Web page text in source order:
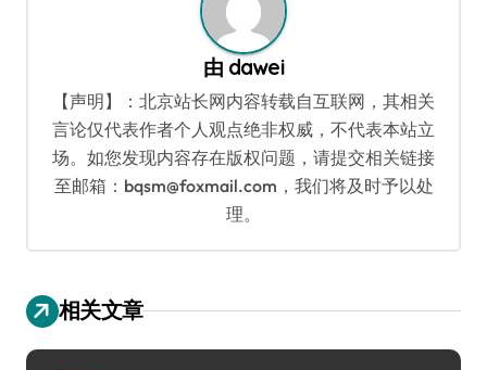
由 dawei
【声明】：北京站长网内容转载自互联网，其相关
言论仅代表作者个人观点绝非权威，不代表本站立
场。如您发现内容存在版权问题，请提交相关链接
至邮箱：bqsm@foxmail.com，我们将及时予以处
理。
相关文章